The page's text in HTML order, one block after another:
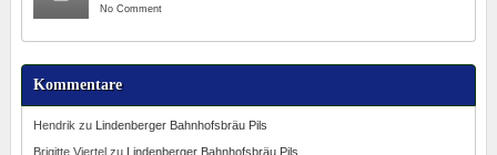
No Comment
Kommentare
Hendrik zu
Lindenberger Bahnhofsbräu Pils
Brigitte Viertel zu
Lindenberger Bahnhofsbräu Pils